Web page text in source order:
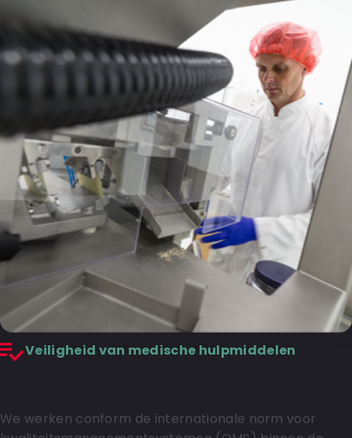
Veiligheid van medische hulpmiddelen
We werken conform de internationale norm voor